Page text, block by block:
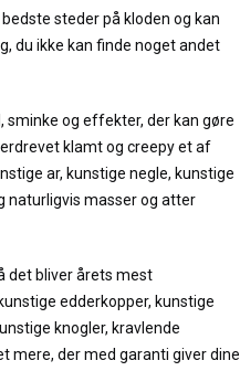
steder på kloden og kan
du ikke kan finde noget andet
sminke og effekter, der kan gøre
klamt og creepy et af
ar, kunstige negle, kunstige
naturligvis masser og atter
det bliver årets mest
edderkopper, kunstige
knogler, kravlende
mere, der med garanti giver dine